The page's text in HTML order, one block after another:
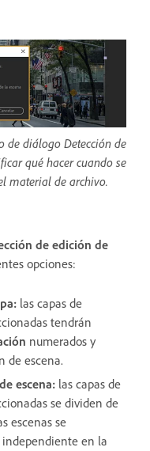
de diálogo Detección de
qué hacer cuando se
material de archivo.
de edición de
opciones:
las capas de
tendrán
numerados y
de escena.
escena: las capas de
se dividen de
escenas se
en la